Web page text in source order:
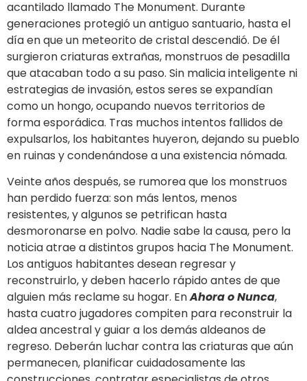
acantilado llamado The Monument. Durante
generaciones protegió un antiguo santuario, hasta el
día en que un meteorito de cristal descendió. De él
surgieron criaturas extrañas, monstruos de pesadilla
que atacaban todo a su paso. Sin malicia inteligente ni
estrategias de invasión, estos seres se expandían
como un hongo, ocupando nuevos territorios de
forma esporádica. Tras muchos intentos fallidos de
expulsarlos, los habitantes huyeron, dejando su pueblo
en ruinas y condenándose a una existencia nómada.
Veinte años después, se rumorea que los monstruos
han perdido fuerza: son más lentos, menos
resistentes, y algunos se petrifican hasta
desmoronarse en polvo. Nadie sabe la causa, pero la
noticia atrae a distintos grupos hacia The Monument.
Los antiguos habitantes desean regresar y
reconstruirlo, y deben hacerlo rápido antes de que
alguien más reclame su hogar. EnAhora o Nunca,
hasta cuatro jugadores compiten para reconstruir la
aldea ancestral y guiar a los demás aldeanos de
regreso. Deberán luchar contra las criaturas que aún
permanecen, planificar cuidadosamente las